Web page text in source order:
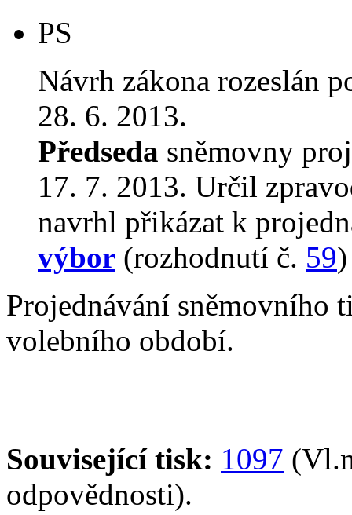
PS
Návrh zákona rozeslán
28. 6. 2013.
Předseda sněmovny
17. 7. 2013. Určil
navrhl přikázat k
výbor (rozhodnutí č. 59)
Projednávání sněmovního
volebního období.
Související tisk: 1097
odpovědnosti).